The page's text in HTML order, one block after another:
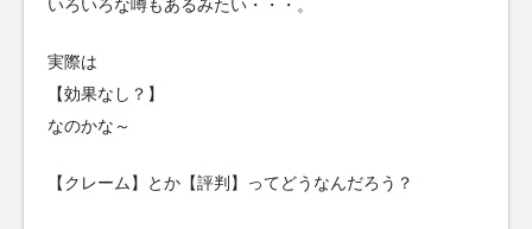
いろいろな噂もあるみたい・・・。
実際は
【効果なし？】
なのかな～
【クレーム】とか【評判】ってどうなんだろう？